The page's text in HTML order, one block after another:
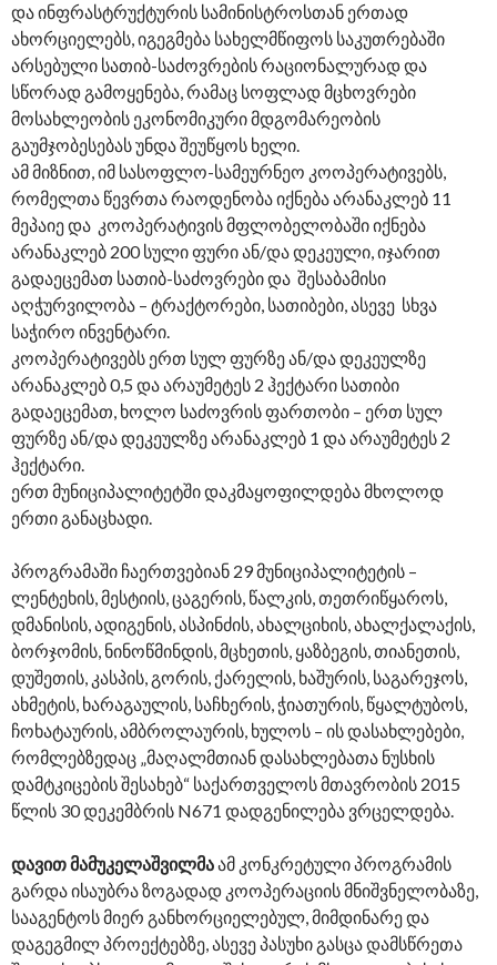
და ინფრასტრუქტურის სამინისტროსთან ერთად
ახორციელებს, იგეგმება სახელმწიფოს საკუთრებაში
არსებული სათიბ-საძოვრების რაციონალურად და
სწორად გამოყენება, რამაც სოფლად მცხოვრები
მოსახლეობის ეკონომიკური მდგომარეობის
გაუმჯობესებას უნდა შეუწყოს ხელი.
ამ მიზნით, იმ სასოფლო-სამეურნეო კოოპერატივებს,
რომელთა წევრთა რაოდენობა იქნება არანაკლებ 11
მეპაიე და კოოპერატივის მფლობელობაში იქნება
არანაკლებ 200 სული ფური ან/და დეკეული, იჯარით
გადაეცემათ სათიბ-საძოვრები და შესაბამისი
აღჭურვილობა – ტრაქტორები, სათიბები, ასევე სხვა
საჭირო ინვენტარი.
კოოპერატივებს ერთ სულ ფურზე ან/და დეკეულზე
არანაკლებ 0,5 და არაუმეტეს 2 ჰექტარი სათიბი
გადაეცემათ, ხოლო საძოვრის ფართობი – ერთ სულ
ფურზე ან/და დეკეულზე არანაკლებ 1 და არაუმეტეს 2
ჰექტარი.
ერთ მუნიციპალიტეტში დაკმაყოფილდება მხოლოდ
ერთი განაცხადი.
პროგრამაში ჩაერთვებიან 29 მუნიციპალიტეტის –
ლენტეხის, მესტიის, ცაგერის, წალკის, თეთრიწყაროს,
დმანისის, ადიგენის, ასპინძის, ახალციხის, ახალქალაქის,
ბორჯომის, ნინოწმინდის, მცხეთის, ყაზბეგის, თიანეთის,
დუშეთის, კასპის, გორის, ქარელის, ხაშურის, საგარეჯოს,
ახმეტის, ხარაგაულის, საჩხერის, ჭიათურის, წყალტუბოს,
ჩოხატაურის, ამბროლაურის, ხულოს – ის დასახლებები,
რომლებზედაც „მაღალმთიან დასახლებათა ნუსხის
დამტკიცების შესახებ“ საქართველოს მთავრობის 2015
წლის 30 დეკემბრის N671 დადგენილება ვრცელდება.
დავით მამუკელაშვილმაამ კონკრეტული პროგრამის
გარდა ისაუბრა ზოგადად კოოპერაციის მნიშვნელობაზე,
სააგენტოს მიერ განხორციელებულ, მიმდინარე და
დაგეგმილ პროექტებზე, ასევე პასუხი გასცა დამსწრეთა